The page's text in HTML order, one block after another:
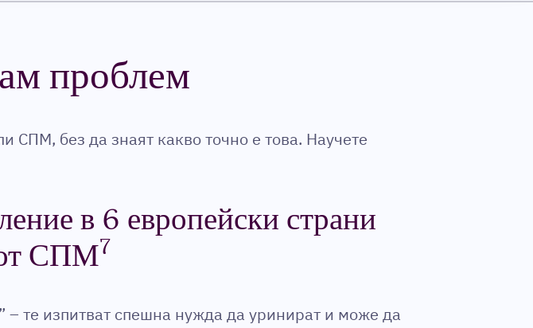
проблем
СПМ, без да знаят какво точно е това. Научете
в 6 европейски страни
от СПМ7
– те изпитват спешна нужда да уринират и може да